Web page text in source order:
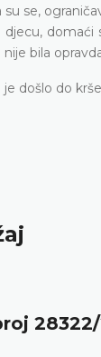
su se,
domaći
nije bila
došlo do
20,